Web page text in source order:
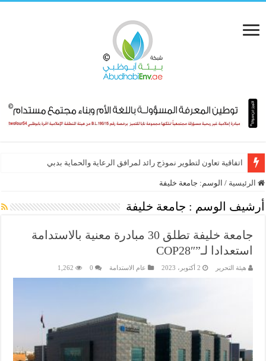
اتفاقية تعاون لتطوير نموذج رائد لمرافق الرعاية والحماية بدبي
تعاون أممي – عربي لتنظيم أبرز فعاليات الاستدامة في 2026
الرئيسية / الوسم: جامعة خليفة
أرشيف الوسم : جامعة خليفة
جامعة خليفة تطلق 30 مبادرة معنية بالاستدامة
استعدادا لـ”COP28″
هيئة التحرير 2 أكتوبر، 2023 عام الاستدامة 0
1,262